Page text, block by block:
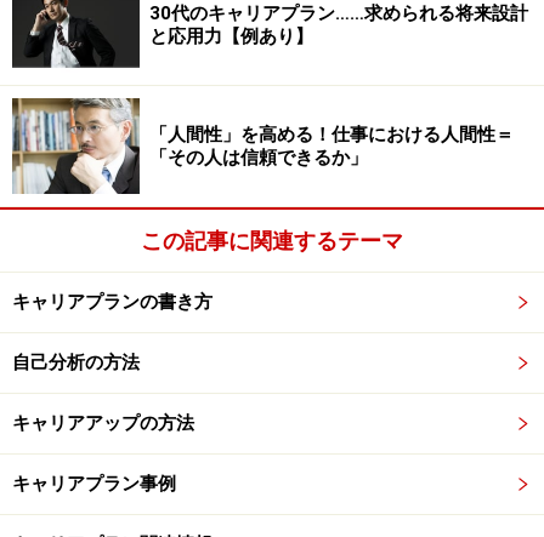
30代のキャリアプラン……求められる将来設計
と応用力【例あり】
「人間性」を高める！仕事における人間性＝
「その人は信頼できるか」
この記事に関連するテーマ
キャリアプランの書き方
自己分析の方法
キャリアアップの方法
キャリアプラン事例